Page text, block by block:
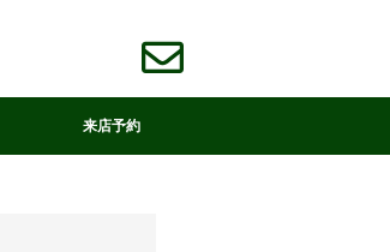
来店予約